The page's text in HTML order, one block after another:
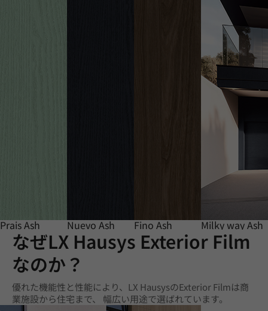
Prais Ash Nuevo Ash Fino Ash Milky way Ash
なぜLX Hausys Exterior Film
なのか？
優れた機能性と性能により、LX HausysのExterior Filmは商
業施設から住宅まで、 幅広い用途で選ばれています。